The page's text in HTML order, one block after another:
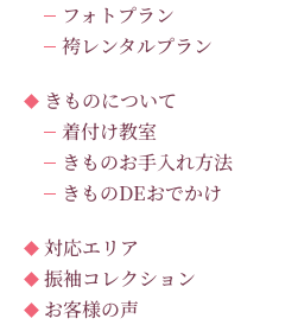
フォトプラン
袴レンタルプラン
きものについて
着付け教室
きものお手入れ方法
きものDEおでかけ
対応エリア
振袖コレクション
お客様の声